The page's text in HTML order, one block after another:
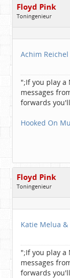
Floyd Pink
Toningenieur
Beiträge:
7827
Achim
";If you play a
messages
forwards
Hooked On
Floyd Pink
Toningenieur
Geschlecht:
Beiträge:
7827
Katie Melua &
";If you play a
messages
forwards